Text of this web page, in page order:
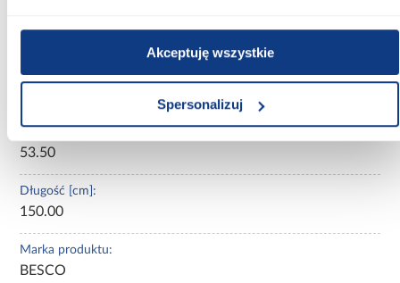
Akceptuję wszystkie
Spersonalizuj
69.50
Głębokość [cm]:
Wysokość [cm]:
53.50
Długość [cm]:
150.00
Marka produktu:
BESCO